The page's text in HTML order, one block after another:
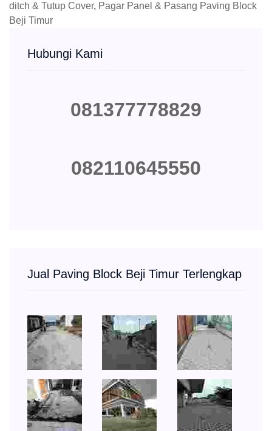
ditch & Tutup Cover, Pagar Panel & Pasang Paving Block
Beji Timur
Hubungi Kami
081377778829
082110645550
Jual Paving Block Beji Timur Terlengkap